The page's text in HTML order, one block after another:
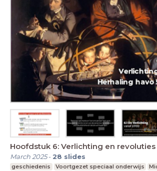
Hoofdstuk 6: Verlichting en revoluties
March 2025- 28 slides
geschiedenis Voortgezet speciaal onderwijs